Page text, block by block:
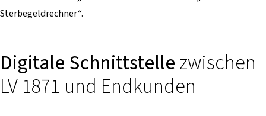
Sterbegeldrechner“.
Digitale Schnittstellezwischen
LV 1871 und Endkunden